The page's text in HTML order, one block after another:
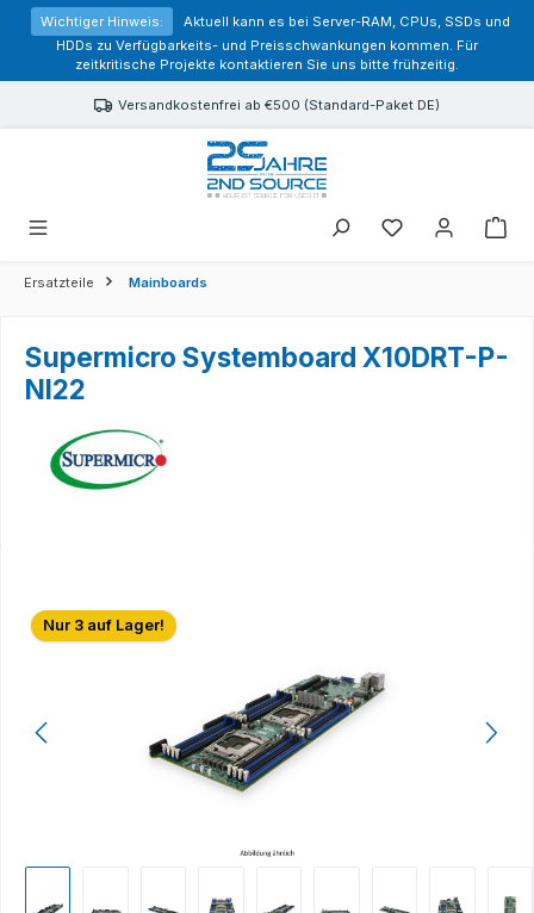
springen
Wichtiger Hinweis:
Aktuell kann es bei Server-RAM, CPUs, SSDs und
HDDs zu Verfügbarkeits- und Preisschwankungen kommen. Für
zeitkritische Projekte kontaktieren Sie uns bitte frühzeitig.
Versandkostenfrei ab €500 (Standard-Paket DE)
Sie haben 0
Ersatzteile Mainboards
Supermicro Systemboard X10DRT-P-
NI22
Bildergalerie überspringen
Nur 3 auf Lager!